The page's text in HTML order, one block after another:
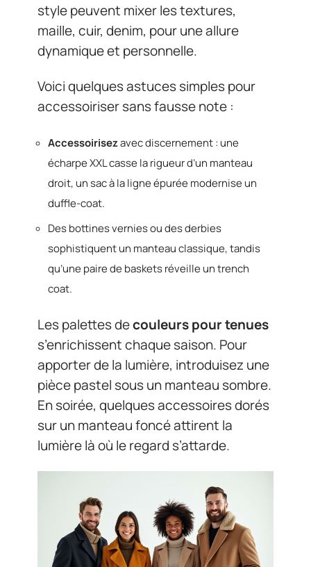
style peuvent mixer les textures,
maille, cuir, denim, pour une allure
dynamique et personnelle.
Voici quelques astuces simples pour
accessoiriser sans fausse note :
Accessoirisezavec discernement : une
écharpe XXL casse la rigueur d’un manteau
droit, un sac à la ligne épurée modernise un
duffle-coat.
Des bottines vernies ou des derbies
sophistiquent un manteau classique, tandis
qu’une paire de baskets réveille un trench
coat.
Les palettes decouleurs pour tenues
s’enrichissent chaque saison. Pour
apporter de la lumière, introduisez une
pièce pastel sous un manteau sombre.
En soirée, quelques accessoires dorés
sur un manteau foncé attirent la
lumière là où le regard s’attarde.